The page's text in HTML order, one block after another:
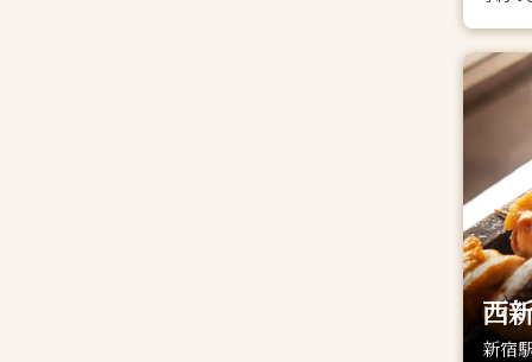
西
新宿